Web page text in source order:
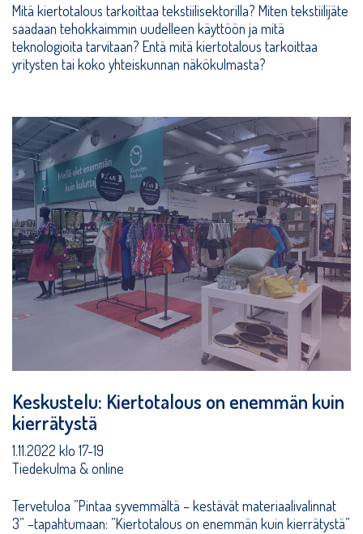
Mitä kiertotalous tarkoittaa tekstiilisektorilla? Miten tekstiilijäte
saadaan tehokkaimmin uudelleen käyttöön ja mitä
teknologioita tarvitaan? Entä mitä kiertotalous tarkoittaa
yritysten tai koko yhteiskunnan näkökulmasta?
Keskustelu: Kiertotalous on enemmän kuin
kierrätystä
1.11.2022 klo 17-19
Tiedekulma & online
Tervetuloa ”Pintaa syvemmältä – kestävät materiaalivalinnat
3” –tapahtumaan: ”Kiertotalous on enemmän kuin kierrätystä”